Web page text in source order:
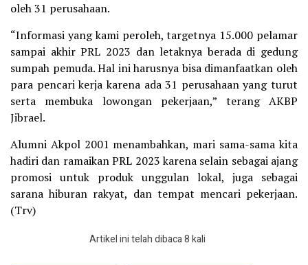
oleh 31 perusahaan.
“Informasi yang kami peroleh, targetnya 15.000 pelamar
sampai akhir PRL 2023 dan letaknya berada di gedung
sumpah pemuda. Hal ini harusnya bisa dimanfaatkan oleh
para pencari kerja karena ada 31 perusahaan yang turut
serta membuka lowongan pekerjaan,” terang AKBP
Jibrael.
Alumni Akpol 2001 menambahkan, mari sama-sama kita
hadiri dan ramaikan PRL 2023 karena selain sebagai ajang
promosi untuk produk unggulan lokal, juga sebagai
sarana hiburan rakyat, dan tempat mencari pekerjaan.
(Trv)
Artikel ini telah dibaca 8 kali